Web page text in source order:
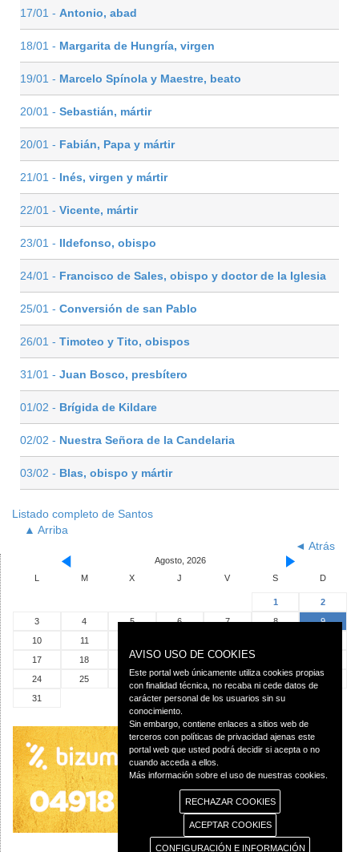
17/01 - Antonio, abad
18/01 - Margarita de Hungría, virgen
19/01 - Marcelo Spínola y Maestre, beato
20/01 - Sebastián, mártir
20/01 - Fabián, Papa y mártir
21/01 - Inés, virgen y mártir
22/01 - Vicente, mártir
23/01 - Ildefonso, obispo
24/01 - Francisco de Sales, obispo y doctor de la Iglesia
25/01 - Conversión de san Pablo
26/01 - Timoteo y Tito, obispos
31/01 - Juan Bosco, presbítero
01/02 - Brígida de Kildare
02/02 - Nuestra Señora de la Candelaria
03/02 - Blas, obispo y mártir
Listado completo de Santos
▲ Arriba
◄ Atrás
Agosto, 2026
L
M X J V S D
1
2
3
4 5 6 7 8
9
10
11
17
18 19 20 21
24
25 26 27 28 29
30
31
AVISO USO DE COOKIES
Este portal web únicamente utiliza cookies propias
con finalidad técnica, no recaba ni cede datos de
carácter personal de los usuarios sin su
conocimiento.
Sin embargo, contiene enlaces a sitios web de
terceros con políticas de privacidad ajenas este
portal web que usted podrá decidir si acepta o no
cuando acceda a ellos.
Más información sobre el uso de nuestras cookies.
RECHAZAR COOKIES
ACEPTAR COOKIES
CONFIGURACIÓN E INFORMACIÓN